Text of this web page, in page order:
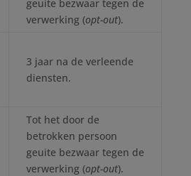
geuite bezwaar tegen de
verwerking (opt-out).
3 jaar na de verleende
diensten.
Tot het door de
betrokken persoon
geuite bezwaar tegen de
verwerking (opt-out).